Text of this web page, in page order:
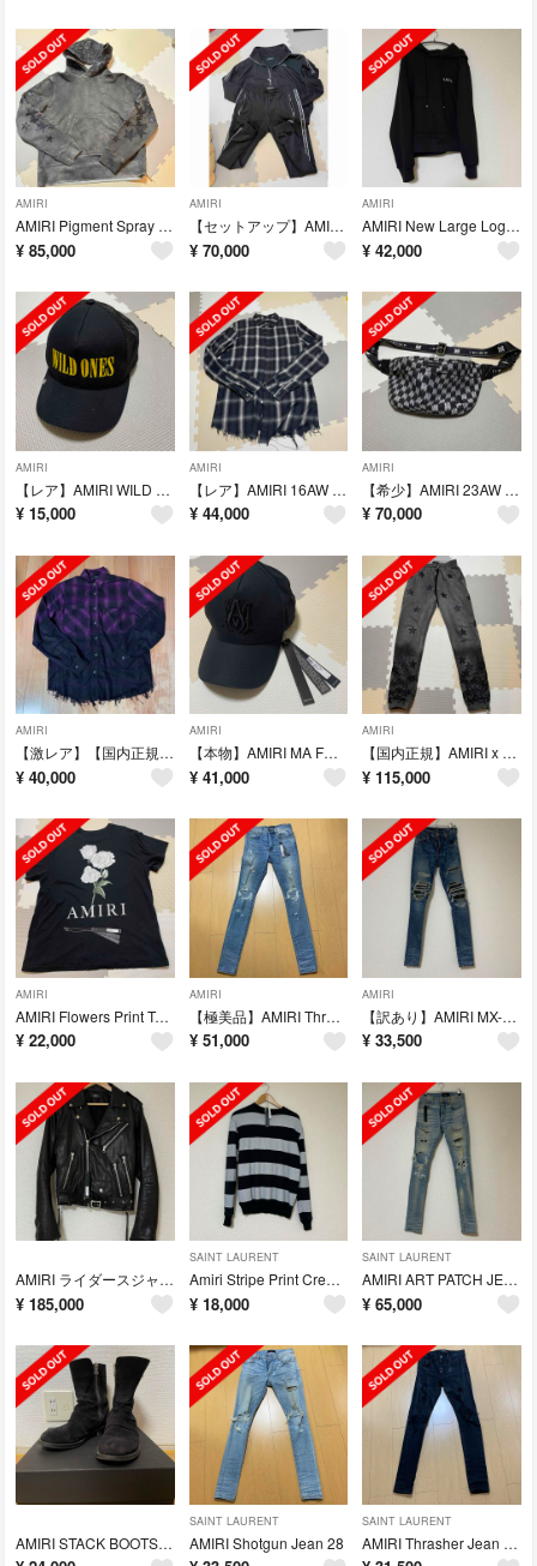
AMIRI
AMIRI Pigment Spray Star Hoodie M アミリ
¥ 85,000
AMIRI
【セットアップ】AMIRI 19SS TRACK JACKET & PANTS
¥ 70,000
AMIRI
AMIRI New Large Logo Hoodie Mサイズ アミリ
¥ 42,000
AMIRI
【レア】AMIRI WILD ONES TRUCKER HAT CAP アミリ
¥ 15,000
AMIRI
【レア】AMIRI 16AW Super Soft Shotgun M アミリ
¥ 44,000
AMIRI
【希少】AMIRI 23AW Warp Logo Cross Body Bag
¥ 70,000
AMIRI
【激レア】【国内正規】AMIRI FOREVER チェックシャツ XS アミリ
¥ 40,000
AMIRI
【本物】AMIRI MA FULL CANVAS HAT アミリ キャップ
¥ 41,000
AMIRI
【国内正規】AMIRI x CHEMIST レザー スター スウェットパンツ
¥ 115,000
AMIRI
AMIRI Flowers Print Tee Lサイズ アミリ
¥ 22,000
AMIRI
【極美品】AMIRI Thrasher Jeans 29 インチ
¥ 51,000
AMIRI
【訳あり】AMIRI MX-1 29インチ アミリ デニム
¥ 33,500
AMIRI ライダースジャケット Sサイズ アミリ
¥ 185,000
SAINT LAURENT
Amiri Stripe Print Crew Sサイズ アミリ
¥ 18,000
SAINT LAURENT
AMIRI ART PATCH JEAN 28 アミリ
¥ 65,000
AMIRI STACK BOOTS 42
SAINT LAURENT
AMIRI Shotgun Jean 28
SAINT LAURENT
AMIRI Thrasher Jean WAX 29 アミリ